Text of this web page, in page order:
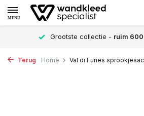
MENU
Grootste collectie -ruim 600+
Terug Home Val di Funes